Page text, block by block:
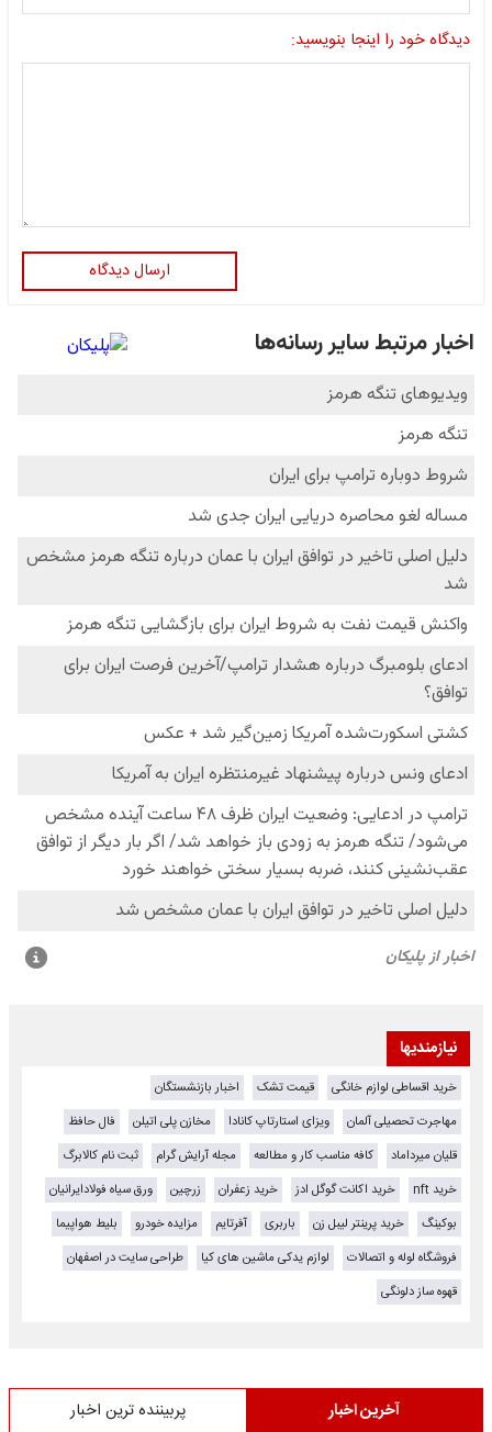
دیدگاه خود را اینجا بنویسید:
ارسال دیدگاه
نیازمندیها
خرید اقساطی لوازم خانگی قیمت تشک
اخبار بازنشستگان
مهاجرت تحصیلی آلمان
ویزای استارتاپ کانادا مخازن پلی اتیلن
فال حافظ
قلیان میرداماد
کافه مناسب کار و مطالعه مجله آرایش گرام
ثبت نام کالابرگ
خرید nft
خرید اکانت گوگل ادز خرید زعفران زرچین
ورق سیاه فولادایرانیان
بوکینگ
خرید پرینتر لیبل زن باربری آفرتایم مزایده خودرو
بلیط هواپیما
فروشگاه لوله و اتصالات
لوازم یدکی ماشین های کیا
طراحی سایت در اصفهان
قهوه ساز دلونگی
آخرین اخبار پربیننده ترین اخبار